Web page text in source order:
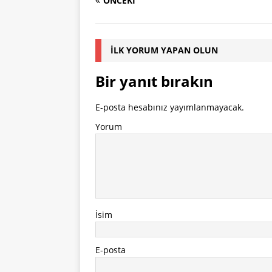
İLK YORUM YAPAN OLUN
Bir yanıt bırakın
E-posta hesabınız yayımlanmayacak.
Yorum
İsim
E-posta